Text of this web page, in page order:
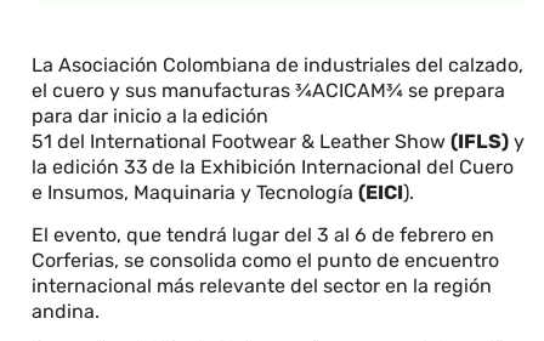
La Asociación Colombiana de industriales del calzado,
el cuero y sus manufacturas ¾ACICAM¾ se prepara
para dar inicio a la edición
51 del International Footwear & Leather Show(IFLS) y
la edición 33 de la Exhibición Internacional del Cuero
e Insumos, Maquinaria y Tecnología(EICI).
El evento, que tendrá lugar del 3 al 6 de febrero en
Corferias, se consolida como el punto de encuentro
internacional más relevante del sector en la región
andina.